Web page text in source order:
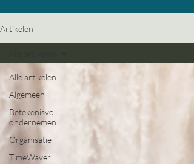
Artikelen
Alle artikelen
Algemeen
Betekenisvol
ondernemen
Organisatie
TimeWaver